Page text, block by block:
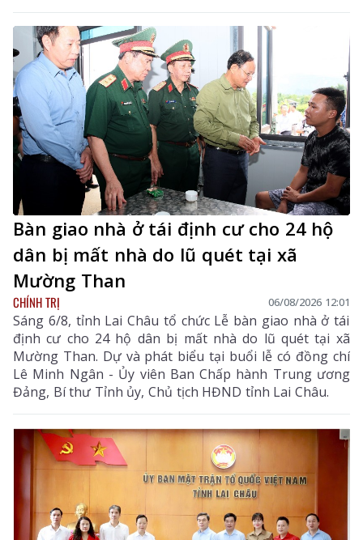
Bàn giao nhà ở tái định cư cho 24 hộ
dân bị mất nhà do lũ quét tại xã
Mường Than
CHÍNH TRỊ 06/08/2026 12:01
Sáng 6/8, tỉnh Lai Châu tổ chức Lễ bàn giao nhà ở tái
định cư cho 24 hộ dân bị mất nhà do lũ quét tại xã
Mường Than. Dự và phát biểu tại buổi lễ có đồng chí
Lê Minh Ngân - Ủy viên Ban Chấp hành Trung ương
Đảng, Bí thư Tỉnh ủy, Chủ tịch HĐND tỉnh Lai Châu.